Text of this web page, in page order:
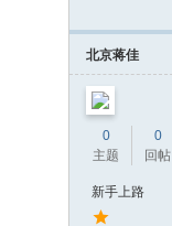
北京蒋佳
0
主题
0
回帖
新手上路